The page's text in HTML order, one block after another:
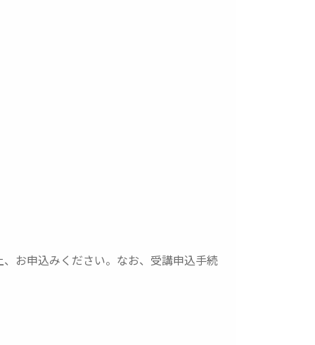
お申込みください。なお、受講申込手続